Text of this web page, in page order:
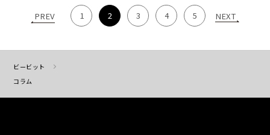
PREV 1 2 3 4 5 NEXT
ビービット
コラム